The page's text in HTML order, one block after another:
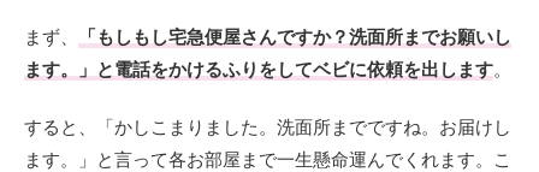
まず、
「もしもし宅急便屋さんですか？洗面所までお願いし
ます。」と電話をかけるふりをしてベビに依頼を出します。
すると、「かしこまりました。洗面所までですね。お届けし
ます。」と言って各お部屋まで一生懸命運んでくれます。こ